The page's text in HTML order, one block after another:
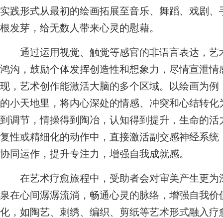
实践形式从最初的绘画拓展至音乐、舞蹈、戏剧
根发芽，给无数人带来心灵的慰藉。
通过运用视觉、触觉等感官的非语言表达，艺
鸿沟，鼓励个体发挥创造性和想象力，尽情宣泄
现，艺术创作能激活大脑的多个区域。以绘画为
的小天地里，将内心深处的情感、冲突和心结转
到调节，情操得到陶冶，认知得到提升，生命的
复性或精细化的动作中，直接激活副交感神经系
协同运作，提升专注力，增强自我成就感。
在艺术疗愈旅程中，受助者会对审美产生更为
泉在心间潺潺流淌，畅通心灵的脉络，增强自我
化，如陶艺、刺绣、编织、剪纸等艺术形式融入